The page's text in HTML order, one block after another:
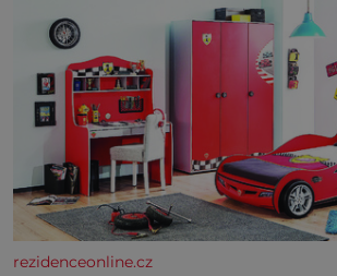
rezidenceonline.cz